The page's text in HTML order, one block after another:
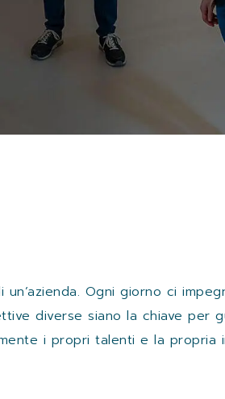
Ogni giorno ci
diverse siano la chiave per
i propri talenti e la propria